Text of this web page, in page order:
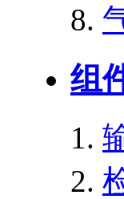
组